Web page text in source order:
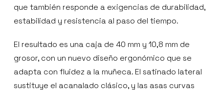
que también responde a exigencias de durabilidad,
estabilidad y resistencia al paso del tiempo.
El resultado es una caja de 40 mm y 10,8 mm de
grosor, con un nuevo diseño ergonómico que se
adapta con fluidez a la muñeca. El satinado lateral
sustituye el acanalado clásico, y las asas curvas